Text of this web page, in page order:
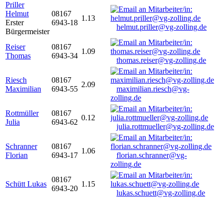
Priller
Helmut
Erster
Bürgermeister
08167
6943-18
1.13
helmut.priller@vg-zolling.de
Reiser
Thomas
08167
6943-34
1.09
thomas.reiser@vg-zolling.de
Riesch
Maximilian
08167
6943-55
2.09
maximilian.riesch@vg-
zolling.de
Rottmüller
Julia
08167
6943-62
0.12
julia.rottmueller@vg-zolling.de
Schranner
Florian
08167
6943-17
1.06
florian.schranner@vg-
zolling.de
Schütt Lukas
08167
6943-20
1.15
lukas.schuett@vg-zolling.de